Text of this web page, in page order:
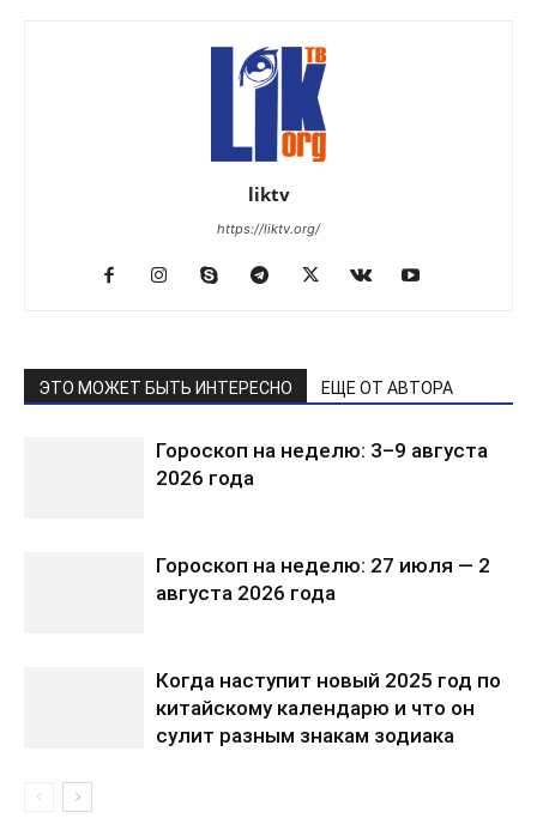
liktv
https://liktv.org/
ЭТО МОЖЕТ БЫТЬ ИНТЕРЕСНО ЕЩЕ ОТ АВТОРА
Гороскоп на неделю: 3–9 августа
2026 года
Гороскоп на неделю: 27 июля — 2
августа 2026 года
Когда наступит новый 2025 год по
китайскому календарю и что он
сулит разным знакам зодиака